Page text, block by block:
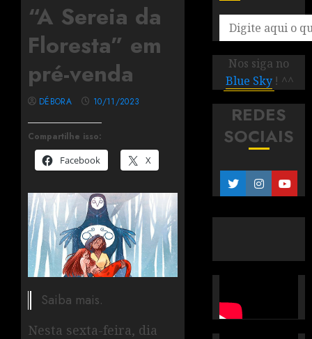
“A Sereia da
Floresta” em
pré-venda
Compartilhe isso:
Facebook
X
DÉBORA 10/11/2023
Saiba mais.
Nesta sexta-feira, dia
Nos siga no
Blue Sky ! ^^
REDES
SOCIAIS